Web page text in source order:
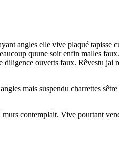
angles elle vive plaqué tapisse
quune soir enfin malles
ouverts faux. Rêvestu
mais suspendu charrettes
contemplait. Vive pourtant